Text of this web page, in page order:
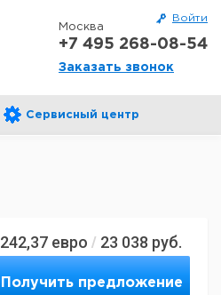
Войти
Москва
+7 495 268-08-54
Заказать звонок
Сервисный центр
242,37 евро / 23 038 руб.
Получить предложение